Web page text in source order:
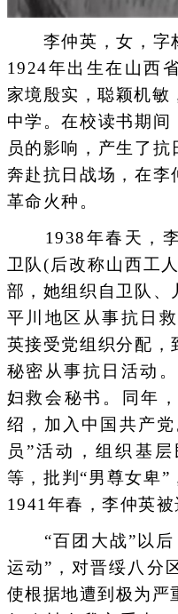
李仲英，女，字林
1924年出生在山西
家境殷实，聪颖机敏
中学。在校读书期间
员的影响，产生了
奔赴抗日战场，在李
革命火种。
1938年春天，李
卫队(后改称山西工
部，她组织自卫队、
平川地区从事抗日
英接受党组织分配，
秘密从事抗日活动
妇救会秘书。同年
绍，加入中国共产
员”活动，组织基
等，批判“男尊女卑”
1941年春，李仲英被
“百团大战”以后
运动”，对晋绥八分
使根据地遭到极为严